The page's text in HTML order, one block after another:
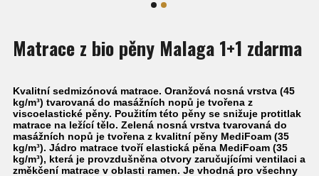
Matrace z bio pěny Malaga 1+1 zdarma
Kvalitní sedmizónová matrace. Oranžová nosná vrstva (45
kg/m³) tvarovaná do masážních nopů je tvořena z
viscoelastické pěny. Použitím této pěny se snižuje protitlak
matrace na ležící tělo. Zelená nosná vrstva tvarovaná do
masážních nopů je tvořena z kvalitní pěny MediFoam (35
kg/m³). Jádro matrace tvoří elastická pěna MediFoam (35
kg/m³), která je provzdušněna otvory zaručujícími ventilaci a
změkčení matrace v oblasti ramen. Je vhodná pro všechny